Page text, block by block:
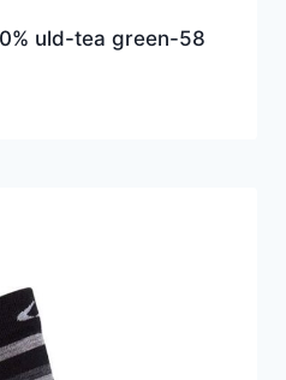
uld-tea green-58